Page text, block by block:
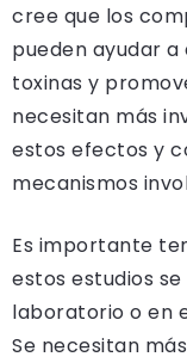
cree que los
pueden ayudar
toxinas y
necesitan más
estos efectos y
mecanismos
Es importante
estos estudios
laboratorio o en
Se necesitan